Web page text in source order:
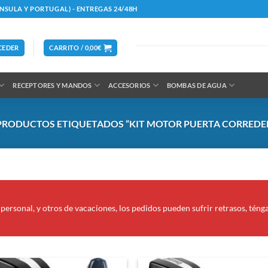
Y PORTUGAL) - ENTREGAS 24/48H
CARRITO /0,00€
RECEPTORES Y MANDOS ACCESORIOS BOMBAS DE AGUA
ETIQUETADOS “KIT MOTOR PUERTA
y otros de vacaciones, los pedidos pueden sufrir retrasos,